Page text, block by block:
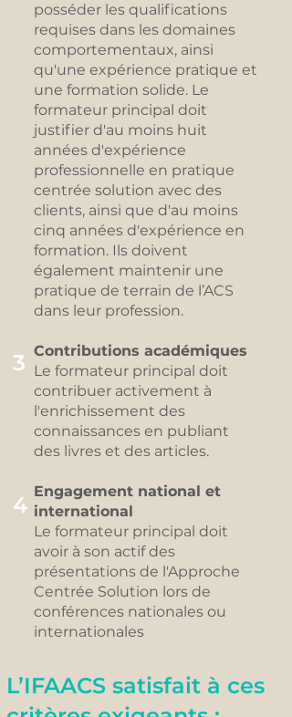
3
4
posséder les qualifications
requises dans les domaines
comportementaux, ainsi
qu'une expérience pratique et
une formation solide. Le
formateur principal doit
justifier d'au moins huit
années d'expérience
professionnelle en pratique
centrée solution avec des
clients, ainsi que d'au moins
cinq années d'expérience en
formation. Ils doivent
également maintenir une
pratique de terrain de l’ACS
dans leur profession.
Contributions académiques
Le formateur principal doit
contribuer activement à
l'enrichissement des
connaissances en publiant
des livres et des articles.
Engagement national et
international
Le formateur principal doit
avoir à son actif des
présentations de l'Approche
Centrée Solution lors de
conférences nationales ou
internationales
L’IFAACS satisfait à ces